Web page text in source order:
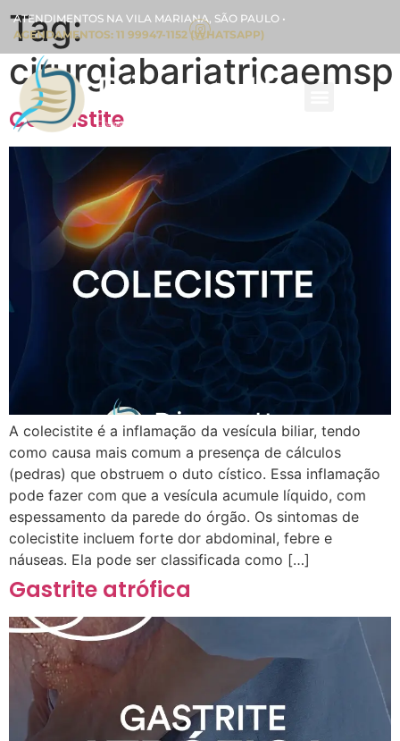
ATENDIMENTOS NA VILA MARIANA, SÃO PAULO •
AGENDAMENTOS: 11 99947-1152 (WHATSAPP)
Tag:
cirurgiabariatricaemsp
Colecistite
A colecistite é a inflamação da vesícula biliar, tendo
como causa mais comum a presença de cálculos
(pedras) que obstruem o duto cístico. Essa inflamação
pode fazer com que a vesícula acumule líquido, com
espessamento da parede do órgão. Os sintomas de
colecistite incluem forte dor abdominal, febre e
náuseas. Ela pode ser classificada como […]
Gastrite atrófica